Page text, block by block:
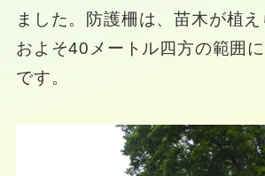
ました。防護柵は、苗木が植
およそ40メートル四方の範囲
です。